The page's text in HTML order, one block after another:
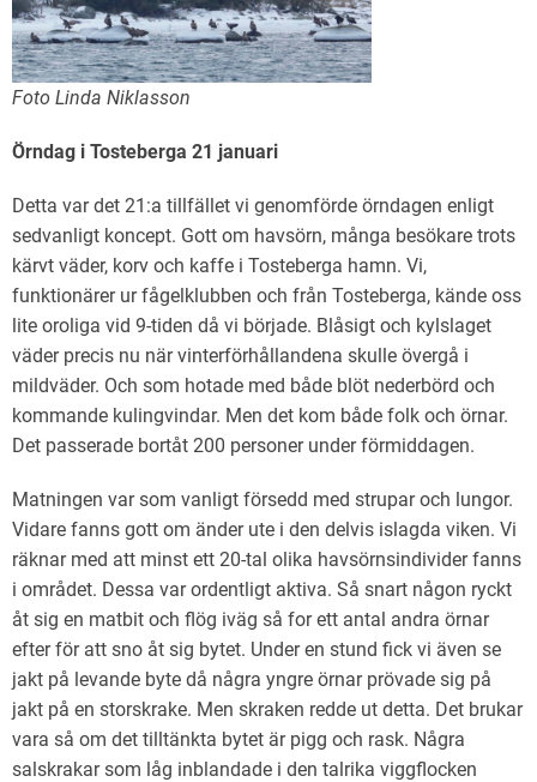
Foto Linda Niklasson
Örndag i Tosteberga 21 januari
Detta var det 21:a tillfället vi genomförde örndagen enligt
sedvanligt koncept. Gott om havsörn, många besökare trots
kärvt väder, korv och kaffe i Tosteberga hamn. Vi,
funktionärer ur fågelklubben och från Tosteberga, kände oss
lite oroliga vid 9-tiden då vi började. Blåsigt och kylslaget
väder precis nu när vinterförhållandena skulle övergå i
mildväder. Och som hotade med både blöt nederbörd och
kommande kulingvindar. Men det kom både folk och örnar.
Det passerade bortåt 200 personer under förmiddagen.
Matningen var som vanligt försedd med strupar och lungor.
Vidare fanns gott om änder ute i den delvis islagda viken. Vi
räknar med att minst ett 20-tal olika havsörnsindivider fanns
i området. Dessa var ordentligt aktiva. Så snart någon ryckt
åt sig en matbit och flög iväg så for ett antal andra örnar
efter för att sno åt sig bytet. Under en stund fick vi även se
jakt på levande byte då några yngre örnar prövade sig på
jakt på en storskrake. Men skraken redde ut detta. Det brukar
vara så om det tilltänkta bytet är pigg och rask. Några
salskrakar som låg inblandade i den talrika viggflocken